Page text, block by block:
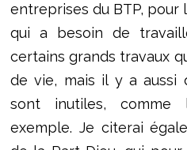
entreprises du BTP,
qui a besoin de
certains grands travaux
de vie, mais il y a aussi
sont inutiles,
exemple. Je citerai